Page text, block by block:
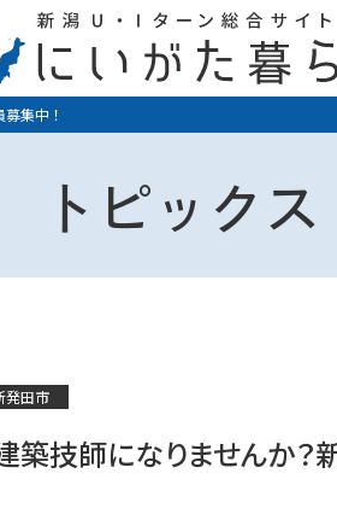
集中！
トピックス
発田市
築技師になりませんか？